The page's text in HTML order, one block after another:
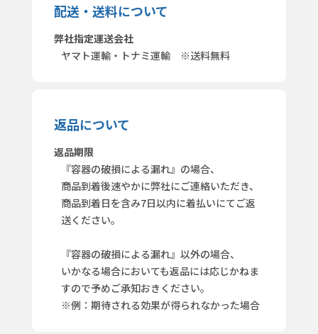
配送・送料について
弊社指定運送会社
ヤマト運輸・トナミ運輸 ※送料無料
返品について
返品期限
『容器の破損による漏れ』の場合、
商品到着後速やかに弊社にご連絡いただき、
商品到着日を含み7日以内に着払いにてご返
送ください。
『容器の破損による漏れ』以外の場合、
いかなる場合においても返品には応じかねま
すので予めご承知おきください。
※例：期待される効果が得られなかった場合